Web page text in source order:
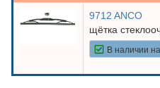
9712 ANCO
щётка
В наличии